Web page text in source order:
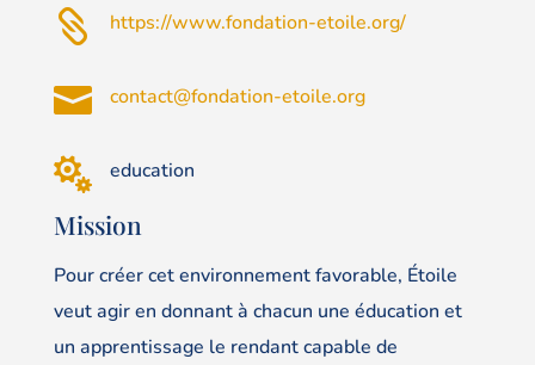
 https://www.fondation-etoile.org/
 contact@fondation-etoile.org
 education
Mission
Pour créer cet environnement favorable, Étoile
veut agir en donnant à chacun une éducation et
un apprentissage le rendant capable de